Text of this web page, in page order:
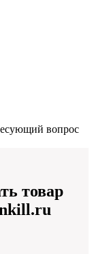
вопрос
товар